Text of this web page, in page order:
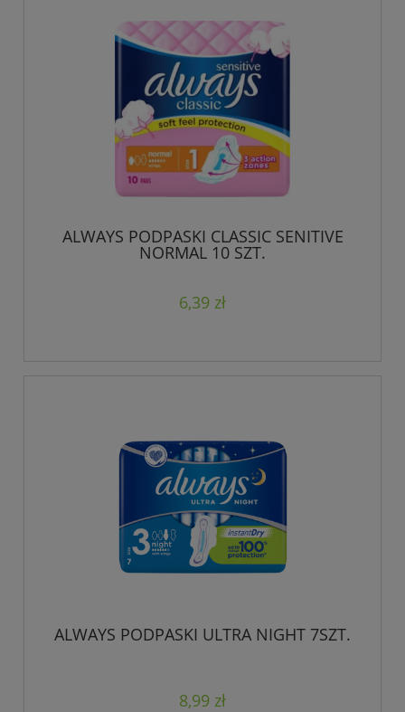
ALWAYS PODPASKI CLASSIC SENITIVE
NORMAL 10 SZT.
6,39 zł
ALWAYS PODPASKI ULTRA NIGHT 7SZT.
8,99 zł